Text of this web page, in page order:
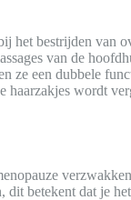
het bestrijden van
van de
ze een dubbele
wordt
betekent dat je